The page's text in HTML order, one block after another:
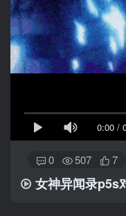
0:00 /
0 507 7
女神异闻录p5s